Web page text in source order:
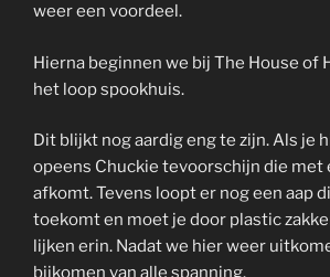
weer een voordeel.
Hierna beginnen we bij The House of
het loop spookhuis.
Dit blijkt nog aardig eng te zijn. Als je
opeens Chuckie tevoorschijn die met
afkomt. Tevens loopt er nog een aap
toekomt en moet je door plastic
lijken erin. Nadat we hier weer
bijkomen van alle spanning.